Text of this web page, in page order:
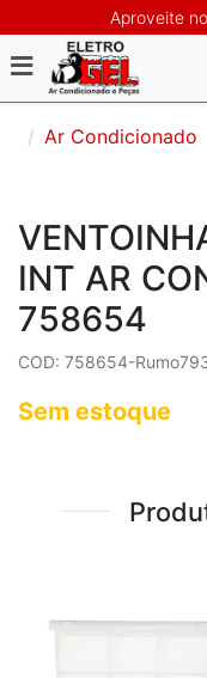
Aproveite
Ar Condicionado
INT AR
758654
COD: 758654-
Sem estoque